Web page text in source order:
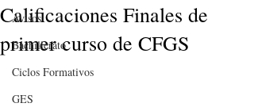
Avisos
Bachillerato
Ciclos Formativos
GES
Calificaciones Finales de
primer curso de CFGS